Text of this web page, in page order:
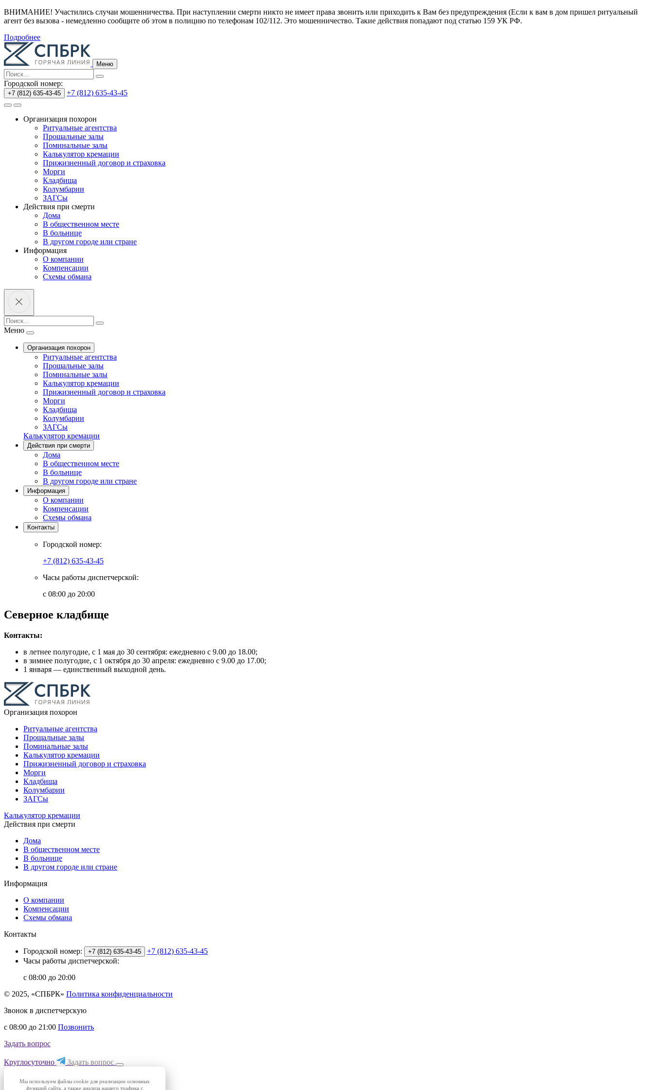
ВНИМАНИЕ! Участились случаи мошенничества. При наступлении смерти никто не имеет права звонить или приходить к Вам без предупреждения (Если к вам в дом пришел ритуальный
агент без вызова - немедленно сообщите об этом в полицию по телефонам 102/112. Это мошенничество. Такие действия попадают под статью 159 УК РФ.
Подробнее
Меню
Городской номер:
+7 (812) 635-43-45 +7 (812) 635-43-45
Организация похорон
Ритуальные агентства
Прощальные залы
Поминальные залы
Калькулятор кремации
Прижизненный договор и страховка
Морги
Кладбища
Колумбарии
ЗАГСы
Действия при смерти
Дома
В общественном месте
В больнице
В другом городе или стране
Информация
О компании
Компенсации
Схемы обмана
Меню
Организация похорон
Ритуальные агентства
Прощальные залы
Поминальные залы
Калькулятор кремации
Прижизненный договор и страховка
Морги
Кладбища
Колумбарии
ЗАГСы
Калькулятор кремации
Действия при смерти
Дома
В общественном месте
В больнице
В другом городе или стране
Информация
О компании
Компенсации
Схемы обмана
Контакты
Городской номер:
+7 (812) 635-43-45
Часы работы диспетчерской:
с 08:00 до 20:00
Северное кладбище
Контакты:
в летнее полугодие, с 1 мая до 30 сентября: ежедневно с 9.00 до 18.00;
в зимнее полугодие, с 1 октября до 30 апреля: ежедневно с 9.00 до 17.00;
1 января — единственный выходной день.
Организация похорон
Ритуальные агентства
Прощальные залы
Поминальные залы
Калькулятор кремации
Прижизненный договор и страховка
Морги
Кладбища
Колумбарии
ЗАГСы
Калькулятор кремации
Действия при смерти
Дома
В общественном месте
В больнице
В другом городе или стране
Информация
О компании
Компенсации
Схемы обмана
Контакты
Городской номер: +7 (812) 635-43-45
+7 (812) 635-43-45
Часы работы диспетчерской:
с 08:00 до 20:00
© 2025, «СПБРК» Политика конфиденциальности
Звонок в диспетчерскую
с 08:00 до 21:00 Позвонить
Задать вопрос
Круглосуточно Задать вопрос
Мы используем файлы cookie для реализации основных
функций сайта, а также анализа нашего трафика с